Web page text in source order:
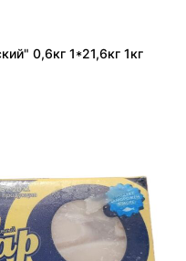
0,6кг 1*21,6кг 1кг